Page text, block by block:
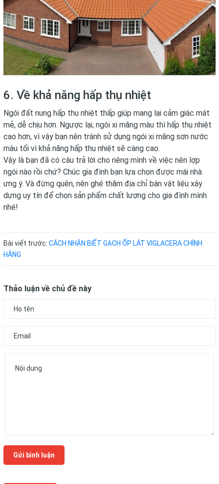
6. Về khả năng hấp thụ nhiệt
Ngói đất nung hấp thụ nhiệt thấp giúp mang lại cảm giác mát
mẻ, dễ chịu hơn. Ngược lại, ngói xi măng màu thì hấp thụ nhiệt
cao hơn, vì vậy bạn nên tránh sử dụng ngói xi măng sơn nước
màu tối vì khả năng hấp thụ nhiệt sẽ càng cao.
Vậy là bạn đã có câu trả lời cho riêng mình về việc nên lợp
ngói nào rồi chứ? Chúc gia đình bạn lựa chọn được mái nhà
ưng ý. Và đừng quên, nên ghé thăm địa chỉ bán vật liệu xây
dựng uy tín để chọn sản phẩm chất lượng cho gia đình mình
nhé!
Bài viết trước: CÁCH NHẬN BIẾT GẠCH ỐP LÁT VIGLACERA CHÍNH
HÃNG
Thảo luận về chủ đề này
Gửi bình luận